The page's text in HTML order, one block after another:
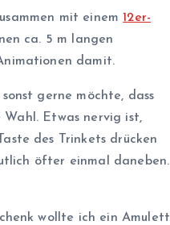
mit einem12er-
ca. 5 m langen
damit.
gerne möchte, dass
Etwas nervig ist,
des Trinkets drücken
öfter einmal daneben.
wollte ich ein Amulett